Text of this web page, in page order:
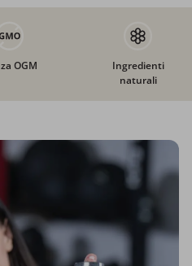
OGM
Ingredienti
naturali